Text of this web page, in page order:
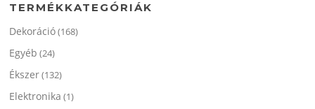
TERMÉKKATEGÓRIÁK
Dekoráció(168)
Egyéb (24)
Ékszer(132)
Elektronika (1)